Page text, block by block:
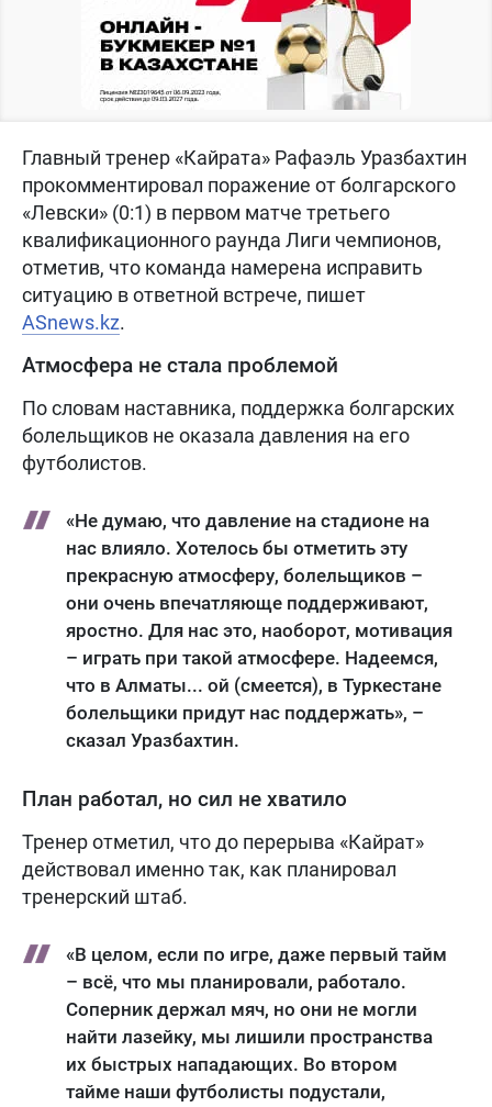
Главный тренер «Кайрата» Рафаэль Уразбахтин
прокомментировал поражение от болгарского
«Левски» (0:1) в первом матче третьего
квалификационного раунда Лиги чемпионов,
отметив, что команда намерена исправить
ситуацию в ответной встрече, пишет
ASnews.kz.
Атмосфера не стала проблемой
По словам наставника, поддержка болгарских
болельщиков не оказала давления на его
футболистов.
«Не думаю, что давление на стадионе на
нас влияло. Хотелось бы отметить эту
прекрасную атмосферу, болельщиков –
они очень впечатляюще поддерживают,
яростно. Для нас это, наоборот, мотивация
– играть при такой атмосфере. Надеемся,
что в Алматы... ой (смеется), в Туркестане
болельщики придут нас поддержать», –
сказал Уразбахтин.
План работал, но сил не хватило
Тренер отметил, что до перерыва «Кайрат»
действовал именно так, как планировал
тренерский штаб.
«В целом, если по игре, даже первый тайм
– всё, что мы планировали, работало.
Соперник держал мяч, но они не могли
найти лазейку, мы лишили пространства
их быстрых нападающих. Во втором
тайме наши футболисты подустали,